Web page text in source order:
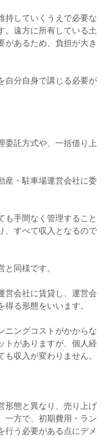
持していくうえで必要な
。遠方に所有している土
があるため、負担が大き
自分自身で講じる必要が
委託方式や、一括借り上
産・駐車場運営会社に委
も手間なく管理すること
、すべて収入となるので
同様です。
営会社に賃貸し、運営会
る形態をいいます。
ニングコストがかからな
トがありますが、個人経
収入が変わりません。
形態と異なり、売り上げ
一方で、初期費用・ラン
行う必要がある点にデメ